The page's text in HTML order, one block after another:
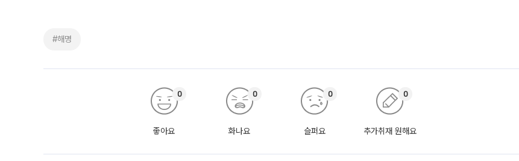
#해명
좋아요
0
화나요
0
슬퍼요
0
추가취재 원해요
0